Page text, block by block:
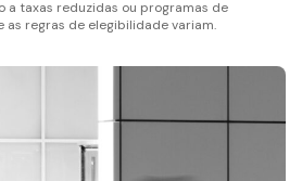
a taxas reduzidas ou programas de
as regras de elegibilidade variam.